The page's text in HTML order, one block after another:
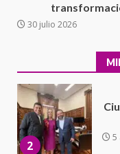
30 julio 2026
5
3